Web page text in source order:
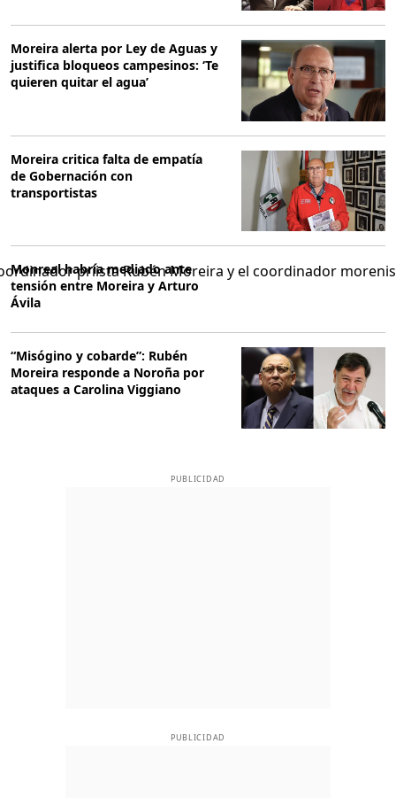
Moreira alerta por Ley de Aguas y
justifica bloqueos campesinos: ‘Te
quieren quitar el agua’
Moreira critica falta de empatía
de Gobernación con
transportistas
Monreal habría mediado ante
tensión entre Moreira y Arturo
Ávila
“Misógino y cobarde”: Rubén
Moreira responde a Noroña por
ataques a Carolina Viggiano
PUBLICIDAD
PUBLICIDAD